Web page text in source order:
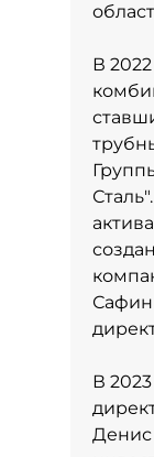
В
Сафин
В
Денис